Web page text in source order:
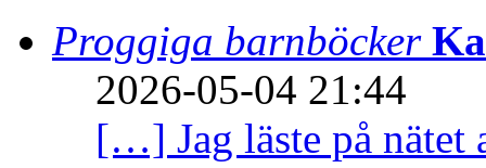
Proggiga barnböcker
2026-05-04 21:44
[…] Jag läste på nätet